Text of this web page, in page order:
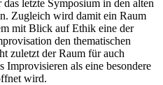
letzte Symposium in den alten
Zugleich wird damit ein Raum
mit Blick auf Ethik eine der
den thematischen
zuletzt der Raum für auch
Improvisieren als eine besondere
wird.